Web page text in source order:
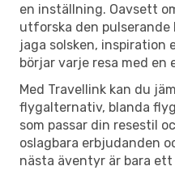
en inställning. Oavsett
utforska den pulserande
jaga solsken, inspiration
börjar varje resa med en
Med Travellink kan du
flygalternativ, blanda
som passar din resestil
oslagbara erbjudanden
nästa äventyr är bara ett